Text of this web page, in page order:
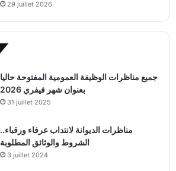
29 juillet 2026
جميع مناظرات الوظيفة العمومية المفتوحة حاليا
بعنوان شهر فيفري 2026
31 juillet 2025
مناظرات الديوانة لانتداب عرفاء ورقباء..
الشروط والوثائق المطلوبة
3 juillet 2024